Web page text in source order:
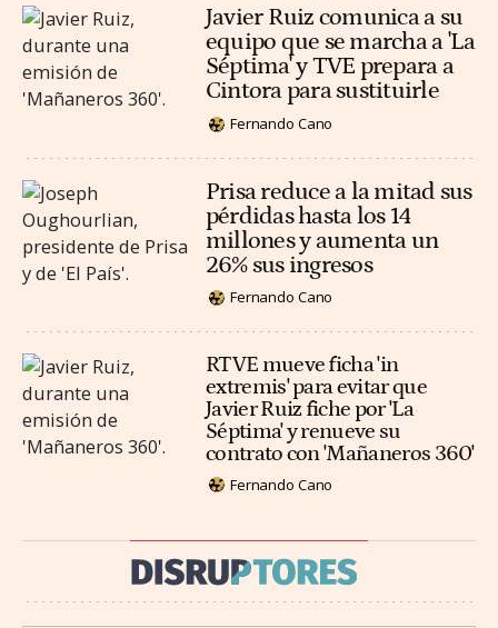
Javier Ruiz comunica a su
equipo que se marcha a 'La
Séptima' y TVE prepara a
Cintora para sustituirle
Fernando Cano
Prisa reduce a la mitad sus
pérdidas hasta los 14
millones y aumenta un
26% sus ingresos
Fernando Cano
RTVE mueve ficha 'in
extremis' para evitar que
Javier Ruiz fiche por 'La
Séptima' y renueve su
contrato con 'Mañaneros 360'
Fernando Cano